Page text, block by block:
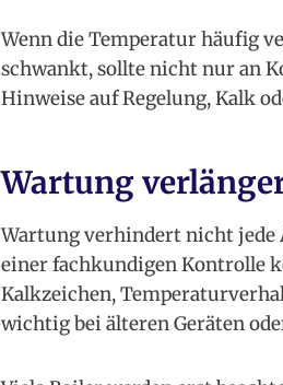
Wenn die Temperatur häufig
schwankt, sollte nicht nur an
Hinweise auf Regelung, Kalk
Wartung
Wartung verhindert nicht jede
einer fachkundigen Kontrolle
Kalkzeichen,
wichtig bei älteren Geräten